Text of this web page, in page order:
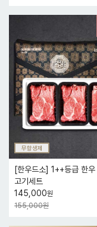
무항생제
[한우드소] 1++등급 한
고기세트
145,000원
155,000원